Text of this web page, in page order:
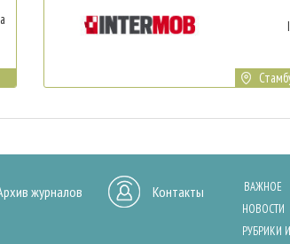
журналов Контакты
ВАЖНОЕ
НОВОСТИ
РУБРИКИ